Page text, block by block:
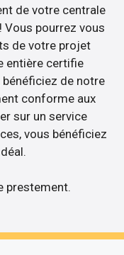
de votre centrale
pourrez vous
de votre projet
entière certifie
de notre
conforme aux
sur un service
vous bénéficiez
prestement.